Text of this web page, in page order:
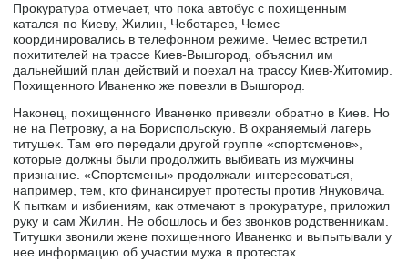
Прокуратура отмечает, что пока автобус с похищенным
катался по Киеву, Жилин, Чеботарев, Чемес
координировались в телефонном режиме. Чемес встретил
похитителей на трассе Киев-Вышгород, объяснил им
дальнейший план действий и поехал на трассу Киев-Житомир.
Похищенного Иваненко же повезли в Вышгород.
Наконец, похищенного Иваненко привезли обратно в Киев. Но
не на Петровку, а на Бориспольскую. В охраняемый лагерь
титушек. Там его передали другой группе «спортсменов»,
которые должны были продолжить выбивать из мужчины
признание. «Спортсмены» продолжали интересоваться,
например, тем, кто финансирует протесты против Януковича.
К пыткам и избиениям, как отмечают в прокуратуре, приложил
руку и сам Жилин. Не обошлось и без звонков родственникам.
Титушки звонили жене похищенного Иваненко и выпытывали у
нее информацию об участии мужа в протестах.